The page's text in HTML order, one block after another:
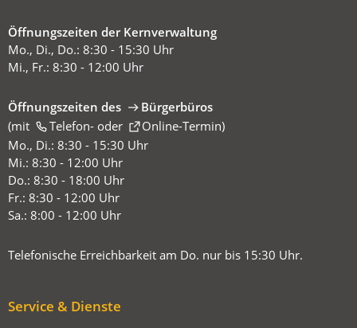
Öffnungszeiten der Kernverwaltung
Mo., Di., Do.: 8:30 - 15:30 Uhr
Mi., Fr.: 8:30 - 12:00 Uhr
Öffnungszeiten des
Bürgerbüros
(mit
Telefon-oder Online-Termin
(Öffnet
in
einem
neuen
Tab)
)
Mo., Di.: 8:30 - 15:30 Uhr
Mi.: 8:30 - 12:00 Uhr
Do.: 8:30 - 18:00 Uhr
Fr.: 8:30 - 12:00 Uhr
Sa.: 8:00 - 12:00 Uhr
Telefonische Erreichbarkeit am Do. nur bis 15:30 Uhr.
Service & Dienste